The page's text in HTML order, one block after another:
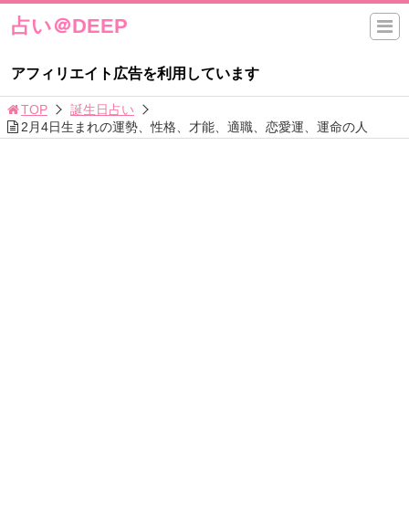
占い＠DEEP
アフィリエイト広告を利用しています
TOP
誕生日占い
2月4日生まれの運勢、性格、才能、適職、恋愛運、運命の人